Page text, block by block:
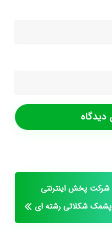
شرکت پخش اینترنتی
پشمک شکلاتی رشته ای